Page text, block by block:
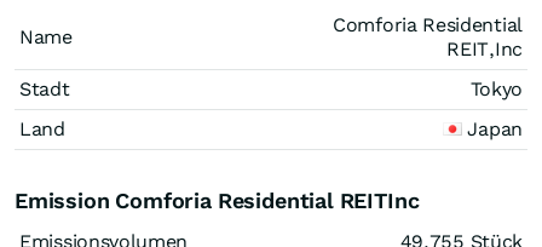
Name
Comforia Residential
REIT,Inc
Stadt
Tokyo
Land
Japan
Emission Comforia Residential REITInc
Emissionsvolumen 49.755 Stück